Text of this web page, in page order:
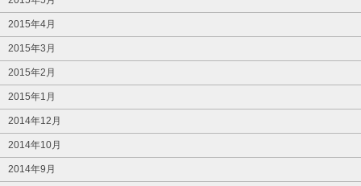
2015年4月
2015年3月
2015年2月
2015年1月
2014年12月
2014年10月
2014年9月